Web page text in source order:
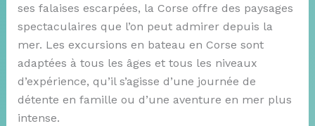
ses falaises escarpées, la Corse offre des paysages
spectaculaires que l’on peut admirer depuis la
mer. Les excursions en bateau en Corse sont
adaptées à tous les âges et tous les niveaux
d’expérience, qu’il s’agisse d’une journée de
détente en famille ou d’une aventure en mer plus
intense.